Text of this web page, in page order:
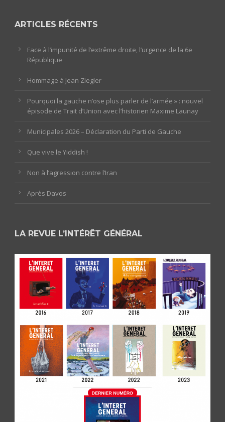
ARTICLES RÉCENTS
Face à l’impunité de l’extrême droite, l’urgence de la 6e
République
Hommage à Jean Ziegler
Pourquoi la gauche n’ose plus parler de l’armée » : nouvel
épisode de Trait d’Union avec l’historien Maxime Launay
Municipales 2026 – Déclaration du Parti de Gauche
Que vive le Yiddish !
Non à l’agression contre l’Iran
Après Davos
LA REVUE L’INTÉRÊT GÉNÉRAL